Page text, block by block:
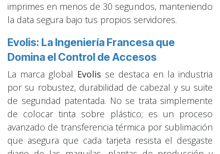
imprimes en menos de 30 segundos, manteniendo
la data segura bajo tus propios servidores.
Evolis: La Ingeniería Francesa que
Domina el Control de Accesos
La marca global Evolis se destaca en la industria
por su robustez, durabilidad de cabezal y su suite
de seguridad patentada. No se trata simplemente
de colocar tinta sobre plástico; es un proceso
avanzado de transferencia térmica por sublimación
que asegura que cada tarjeta resista el desgaste